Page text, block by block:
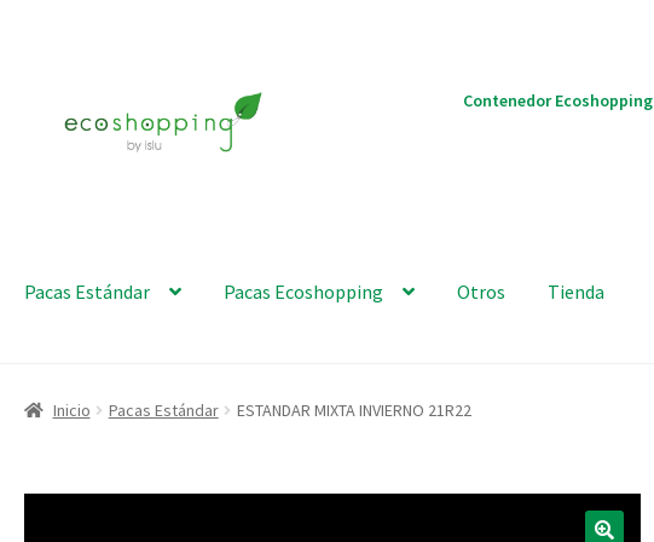
Contenedor Ecoshopping
Pacas Estándar Pacas Ecoshopping Otros Tienda
Inicio Pacas Estándar ESTANDAR MIXTA INVIERNO 21R22